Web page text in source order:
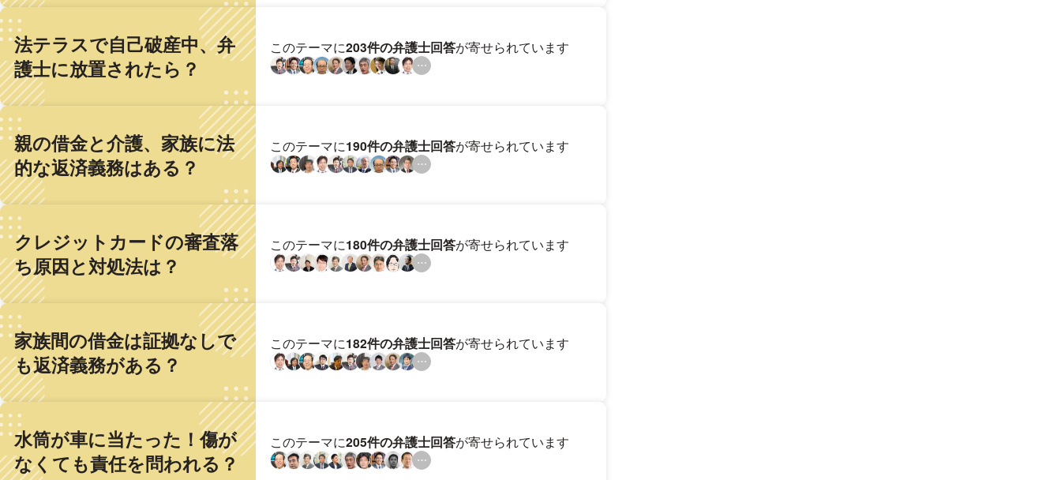
法テラスで自己破産中、弁
護士に放置されたら？
このテーマに203件の弁護士回答が寄せられています
親の借金と介護、家族に法
的な返済義務はある？
このテーマに190件の弁護士回答が寄せられています
クレジットカードの審査落
ち原因と対処法は？
このテーマに180件の弁護士回答が寄せられています
家族間の借金は証拠なしで
も返済義務がある？
このテーマに182件の弁護士回答が寄せられています
水筒が車に当たった！傷が
なくても責任を問われる？
このテーマに205件の弁護士回答が寄せられています